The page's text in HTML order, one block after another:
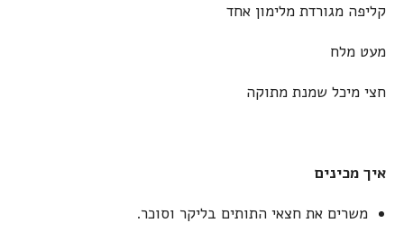
קליפה מגורדת מלימון אחד
מעט מלח
חצי מיכל שמנת מתוקה
איך מכינים
משרים את חצאי התותים בליקר וסוכר.